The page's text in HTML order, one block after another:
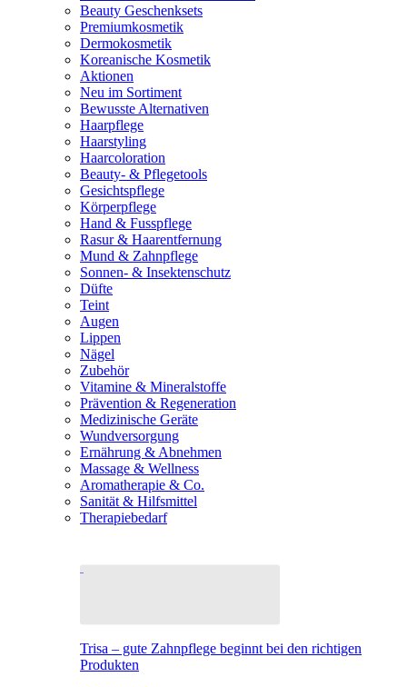
Beauty Geschenksets
Premiumkosmetik
Dermokosmetik
Koreanische Kosmetik
Aktionen
Neu im Sortiment
Bewusste Alternativen
Haarpflege
Haarstyling
Haarcoloration
Beauty- & Pflegetools
Gesichtspflege
Körperpflege
Hand & Fusspflege
Rasur & Haarentfernung
Mund & Zahnpflege
Sonnen- & Insektenschutz
Düfte
Teint
Augen
Lippen
Nägel
Zubehör
Vitamine & Mineralstoffe
Prävention & Regeneration
Medizinische Geräte
Wundversorgung
Ernährung & Abnehmen
Massage & Wellness
Aromatherapie & Co.
Sanität & Hilfsmittel
Therapiebedarf
Trisa – gute Zahnpflege beginnt bei den richtigen
Produkten